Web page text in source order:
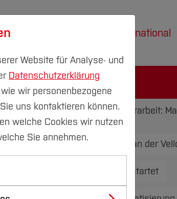
International
für herausragende Bachelorarbeit:
der Seite! Gastprofessor an der
Initiative für Kleinsatelliten startet
Website für Analyse- und
Datenschutzerklärung
wir personenbezogene
uns kontaktieren können.
welche Cookies wir nutzen
Sie annehmen.